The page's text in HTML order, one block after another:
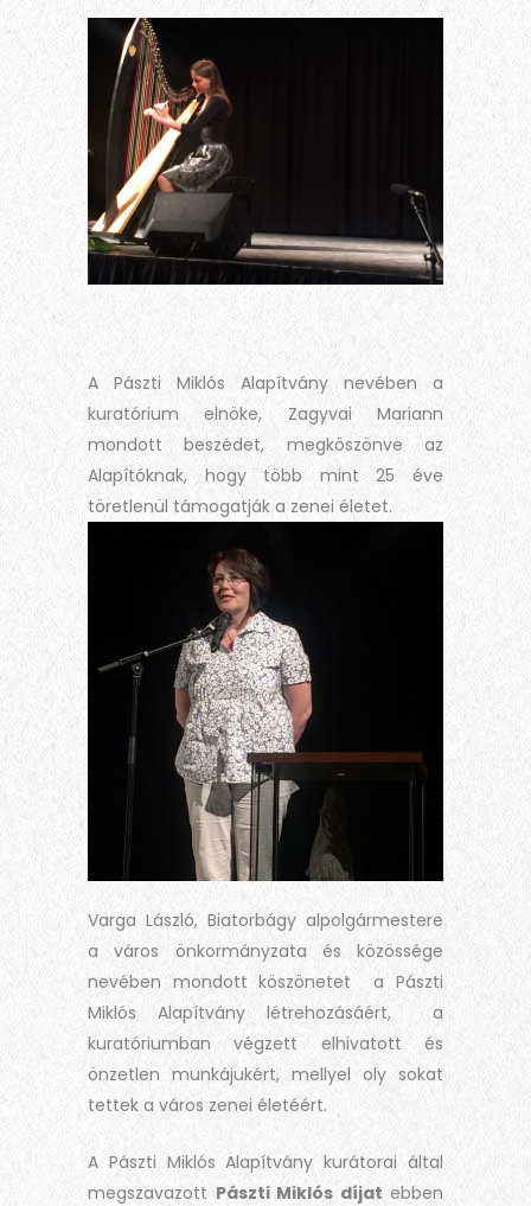
A Pászti Miklós Alapítvány nevében a
kuratórium elnöke, Zagyvai Mariann
mondott beszédet, megköszönve az
Alapítóknak, hogy több mint 25 éve
töretlenül támogatják a zenei életet.
Varga László, Biatorbágy alpolgármestere
a város önkormányzata és közössége
nevében mondott köszönetet a Pászti
Miklós Alapítvány létrehozásáért, a
kuratóriumban végzett elhivatott és
önzetlen munkájukért, mellyel oly sokat
tettek a város zenei életéért.
A Pászti Miklós Alapítvány kurátorai által
megszavazott Pászti Miklós díjat ebben